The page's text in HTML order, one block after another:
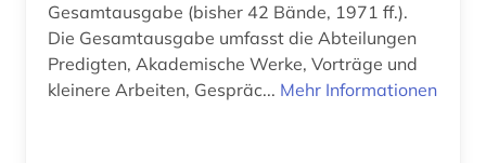
actes (1)
acts (1)
Palaestina (14)
Polen (94)
Gesamtausgabe (bisher 42 Bände, 1971 ff.).
Die Gesamtausgabe umfasst die Abteilungen
Predigten, Akademische Werke, Vorträge und
kleinere Arbeiten, Gespräc... Mehr Informationen